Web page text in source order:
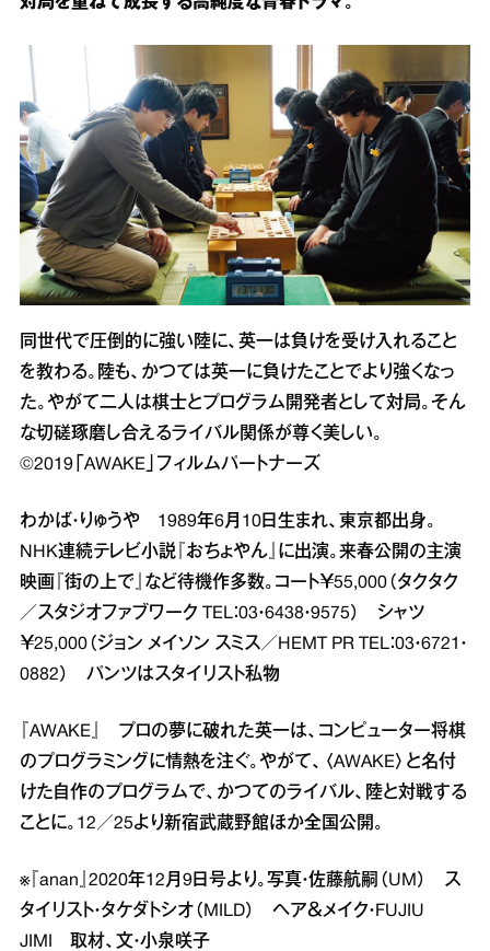
対局を重ねて成長する高純度な青春ドラマ。
同世代で圧倒的に強い陸に、英一は負けを受け入れること
を教わる。陸も、かつては英一に負けたことでより強くなっ
た。やがて二人は棋士とプログラム開発者として対局。そん
な切磋琢磨し合えるライバル関係が尊く美しい。
©2019「AWAKE」フィルムパートナーズ
わかば・りゅうや 1989年6月10日生まれ、東京都出身。
NHK連続テレビ小説『おちょやん』に出演。来春公開の主演
映画『街の上で』など待機作多数。コート￥55,000（タクタク
／スタジオファブワーク TEL：03・6438・9575） シャツ
￥25,000（ジョン メイソン スミス／HEMT PR TEL：03・6721・
0882） パンツはスタイリスト私物
『AWAKE』 プロの夢に破れた英一は、コンピューター将棋
のプログラミングに情熱を注ぐ。やがて、〈AWAKE〉と名付
けた自作のプログラムで、かつてのライバル、陸と対戦する
ことに。12／25より新宿武蔵野館ほか全国公開。
※『anan』2020年12月9日号より。写真・佐藤航嗣（UM） ス
タイリスト・タケダトシオ（MILD） ヘア＆メイク・FUJIU
JIMI 取材、文・小泉咲子